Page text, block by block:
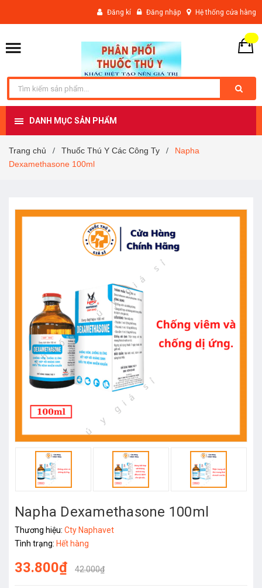
Đăng kí Đăng nhập Hệ thống cửa hàng
DANH MỤC SẢN PHẨM
Trang chủ / Thuốc Thú Y Các Công Ty /
Napha
Dexamethasone 100ml
Napha Dexamethasone 100ml
Thương hiệu: Cty Naphavet
Tình trạng: Hết hàng
33.800₫ 42.000₫